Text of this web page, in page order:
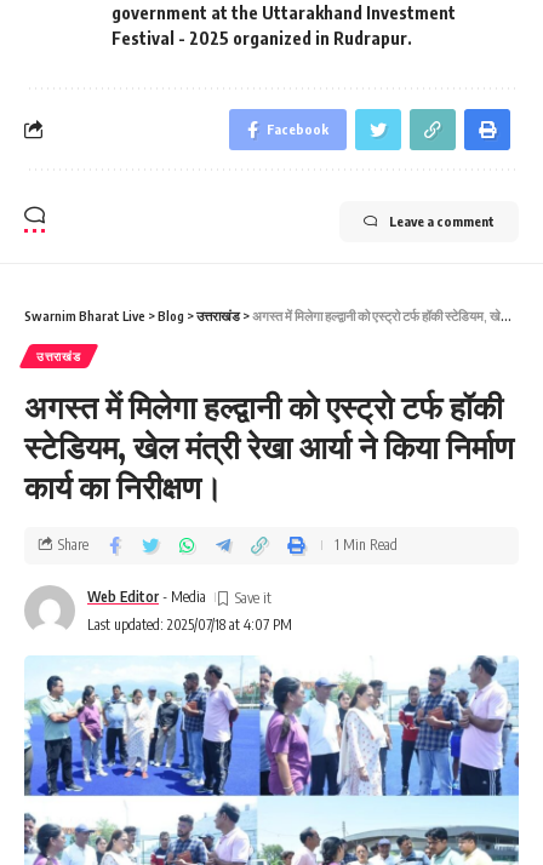
government at the Uttarakhand Investment
Festival - 2025 organized in Rudrapur.
Facebook
Leave a comment
Swarnim Bharat Live >Blog >उत्तराखंड>अगस्त में मिलेगा हल्द्वानी को एस्ट्रो टर्फ हॉकी स्टेडियम, खेल मंत्री रेखा आर्या ने किया निर्माण कार्य का निरीक्षण।
उत्तराखंड
अगस्त में मिलेगा हल्द्वानी को एस्ट्रो टर्फ हॉकी
स्टेडियम, खेल मंत्री रेखा आर्या ने किया निर्माण
कार्य का निरीक्षण।
Last updated: 2025/07/18 at 4:07 PM
Web Editor - Media
Share 1 Min Read